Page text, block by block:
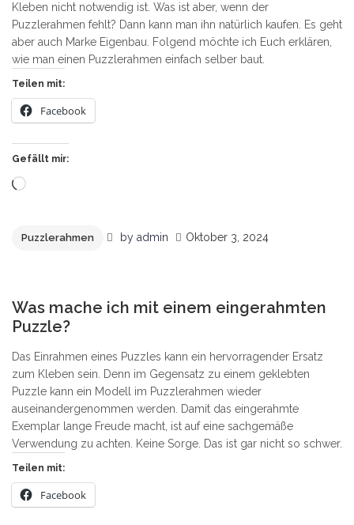
Kleben nicht notwendig ist. Was ist aber, wenn der
Puzzlerahmen fehlt? Dann kann man ihn natürlich kaufen. Es geht
aber auch Marke Eigenbau. Folgend möchte ich Euch erklären,
wie man einen Puzzlerahmen einfach selber baut.
Teilen mit:
Facebook
Gefällt mir:
Wird
Puzzlerahmen by admin Oktober 3, 2024
Was mache ich mit einem eingerahmten
Puzzle?
Das Einrahmen eines Puzzles kann ein hervorragender Ersatz
zum Kleben sein. Denn im Gegensatz zu einem geklebten
Puzzle kann ein Modell im Puzzlerahmen wieder
auseinandergenommen werden. Damit das eingerahmte
Exemplar lange Freude macht, ist auf eine sachgemäße
Verwendung zu achten. Keine Sorge. Das ist gar nicht so schwer.
Teilen mit:
Facebook